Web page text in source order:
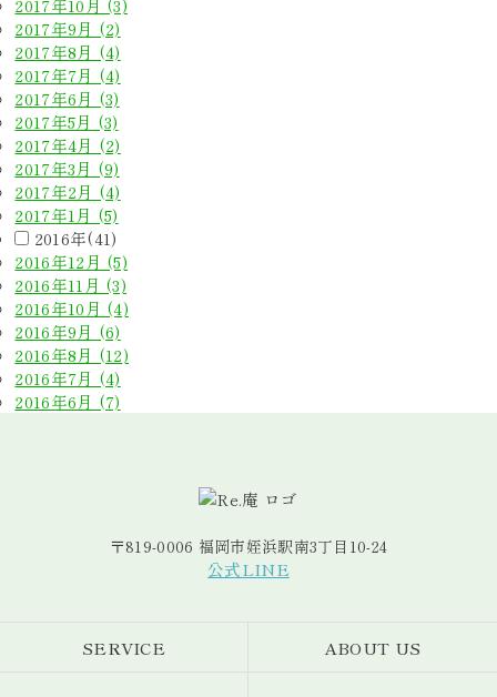
2017年10月 (3)
2017年9月 (2)
2017年8月 (4)
2017年7月 (4)
2017年6月 (3)
2017年5月 (3)
2017年4月 (2)
2017年3月 (9)
2017年2月 (4)
2017年1月 (5)
2016年(41)
2016年12月 (5)
2016年11月 (3)
2016年10月 (4)
2016年9月 (6)
2016年8月 (12)
2016年7月 (4)
2016年6月 (7)
〒819-0006 福岡市姪浜駅南3丁目10-24
公式LINE
SERVICE ABOUT US